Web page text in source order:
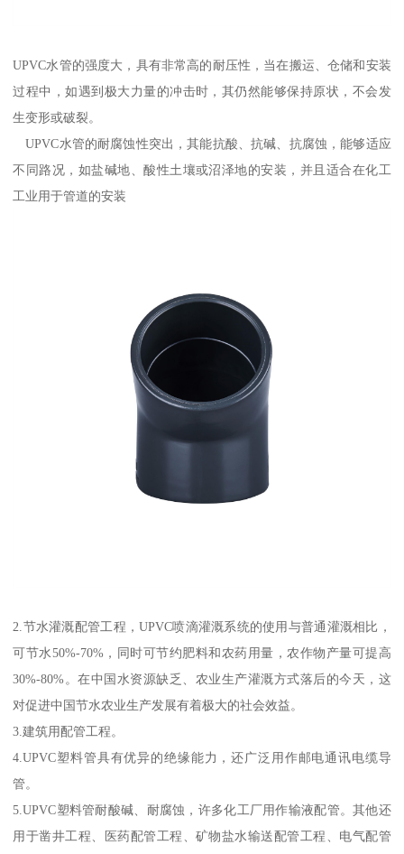
UPVC水管的强度大，具有非常高的耐压性，当在搬运、仓储和安装
过程中，如遇到极大力量的冲击时，其仍然能够保持原状，不会发
生变形或破裂。
UPVC水管的耐腐蚀性突出，其能抗酸、抗碱、抗腐蚀，能够适应
不同路况，如盐碱地、酸性土壤或沼泽地的安装，并且适合在化工
工业用于管道的安装
2.节水灌溉配管工程，UPVC喷滴灌溉系统的使用与普通灌溉相比，
可节水50%-70%，同时可节约肥料和农药用量，农作物产量可提高
30%-80%。在中国水资源缺乏、农业生产灌溉方式落后的今天，这
对促进中国节水农业生产发展有着极大的社会效益。
3.建筑用配管工程。
4.UPVC塑料管具有优异的绝缘能力，还广泛用作邮电通讯电缆导
管。
5.UPVC塑料管耐酸碱、耐腐蚀，许多化工厂用作输液配管。其他还
用于凿井工程、医药配管工程、矿物盐水输送配管工程、电气配管